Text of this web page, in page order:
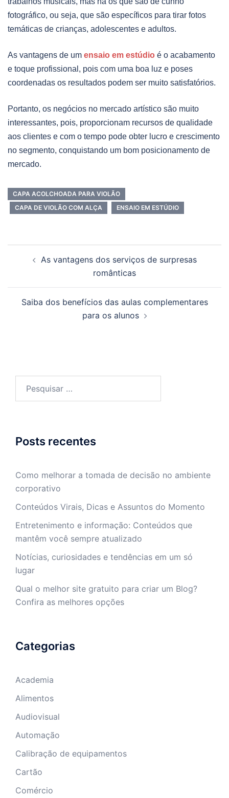
fotográfico, ou seja, que são específicos para tirar fotos
temáticas de crianças, adolescentes e adultos.
As vantagens de um ensaio em estúdio é o acabamento
e toque profissional, pois com uma boa luz e poses
coordenadas os resultados podem ser muito satisfatórios.
Portanto, os negócios no mercado artístico são muito
interessantes, pois, proporcionam recursos de qualidade
aos clientes e com o tempo pode obter lucro e crescimento
no segmento, conquistando um bom posicionamento de
mercado.
CAPA ACOLCHOADA PARA VIOLÃO
CAPA DE VIOLÃO COM ALÇA
ENSAIO EM ESTÚDIO
As vantagens dos serviços de surpresas
românticas
Saiba dos benefícios das aulas complementares
para os alunos
Posts recentes
Como melhorar a tomada de decisão no ambiente
corporativo
Conteúdos Virais, Dicas e Assuntos do Momento
Entretenimento e informação: Conteúdos que
mantêm você sempre atualizado
Notícias, curiosidades e tendências em um só
lugar
Qual o melhor site gratuito para criar um Blog?
Confira as melhores opções
Categorias
Academia
Alimentos
Audiovisual
Automação
Calibração de equipamentos
Cartão
Comércio